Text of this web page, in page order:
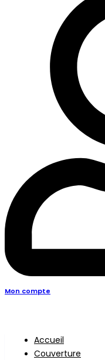
Mon compte
Accueil
Couverture